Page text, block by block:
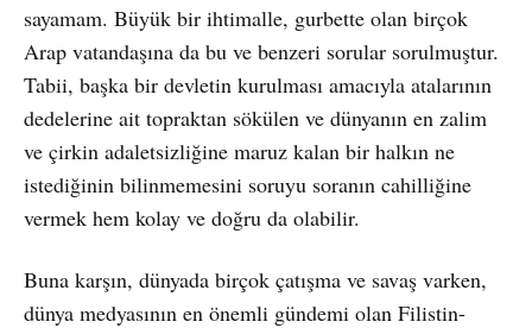
sayamam. Büyük bir ihtimalle, gurbette olan birçok
Arap vatandaşına da bu ve benzeri sorular sorulmuştur.
Tabii, başka bir devletin kurulması amacıyla atalarının
dedelerine ait topraktan sökülen ve dünyanın en zalim
ve çirkin adaletsizliğine maruz kalan bir halkın ne
istediğinin bilinmemesini soruyu soranın cahilliğine
vermek hem kolay ve doğru da olabilir.
Buna karşın, dünyada birçok çatışma ve savaş varken,
dünya medyasının en önemli gündemi olan Filistin-